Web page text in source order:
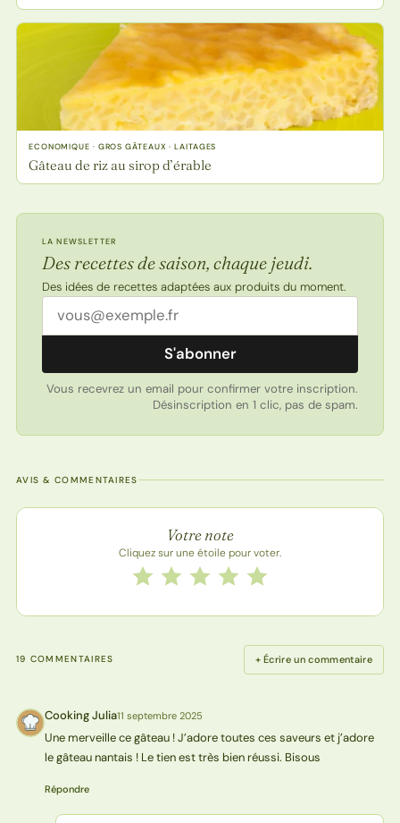
ECONOMIQUE · GROS GÂTEAUX · LAITAGES
Gâteau de riz au sirop d’érable
LA NEWSLETTER
Des recettes de saison, chaque jeudi.
Des idées de recettes adaptées aux produits du moment.
Adresse email
S'abonner
Vous recevrez un email pour confirmer votre inscription.
Désinscription en 1 clic, pas de spam.
AVIS & COMMENTAIRES
Note de la recette
Votre note
Cliquez sur une étoile pour voter.
Notez cette recette de 1 à 5 étoiles
5 étoiles
4 étoiles
3 étoiles
2 étoiles
1 étoile
19 COMMENTAIRES + Écrire un commentaire
CJ Cooking Julia11 septembre 2025
Une merveille ce gâteau ! J’adore toutes ces saveurs et j’adore
le gâteau nantais ! Le tien est très bien réussi. Bisous
Répondre